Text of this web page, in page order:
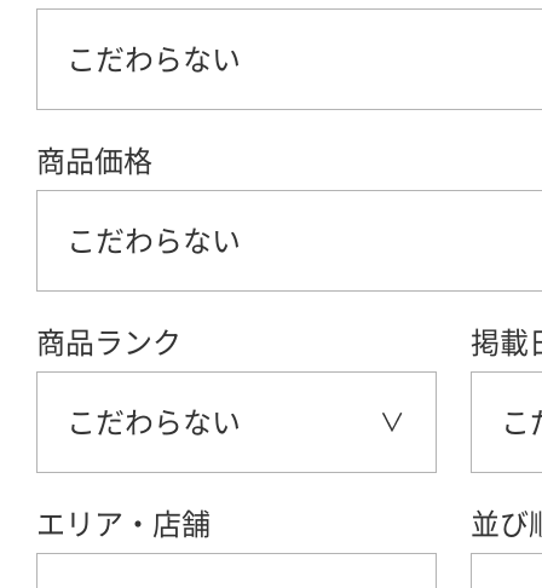
こだわらない
商品価格
こだわらない
商品ランク
こだわらない
掲載
こ
エリア・店舗 並び